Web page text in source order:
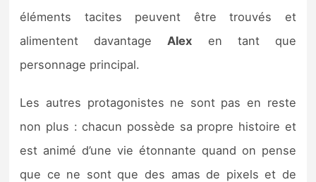
éléments tacites peuvent être trouvés et
alimentent davantage Alex en tant que
personnage principal.
Les autres protagonistes ne sont pas en reste
non plus : chacun possède sa propre histoire et
est animé d’une vie étonnante quand on pense
que ce ne sont que des amas de pixels et de